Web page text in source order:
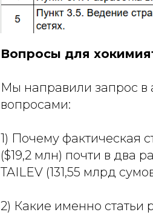
Вопросы для
Мы направили запрос
вопросами:
1) Почему фактическая
($19,2 млн) почти в два
TAILEV (131,55 млрд
2) Какие именно статьи